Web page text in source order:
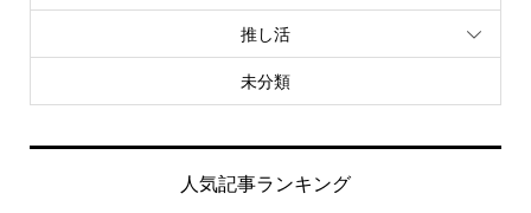
推し活
未分類
人気記事ランキング